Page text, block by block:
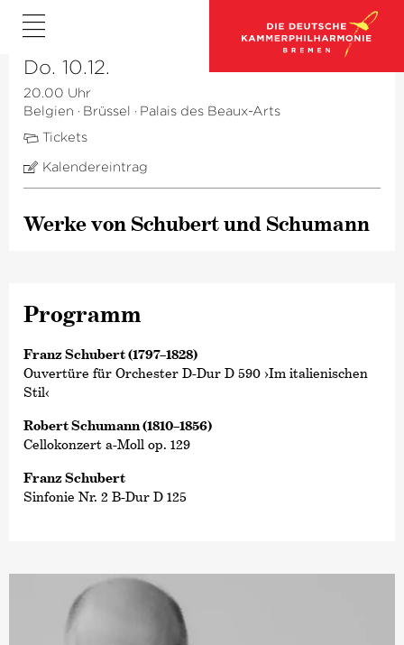
Do. 10.12.
20.00 Uhr
Belgien · Brüssel · Palais des Beaux-Arts
Tickets
Kalendereintrag
Werke von Schubert und Schumann
Programm
Franz Schubert (1797–1828)
Ouvertüre für Orchester D-Dur D 590 ›Im italienischen
Stil‹
Robert Schumann (1810–1856)
Cellokonzert a-Moll op. 129
Franz Schubert
Sinfonie Nr. 2 B-Dur D 125